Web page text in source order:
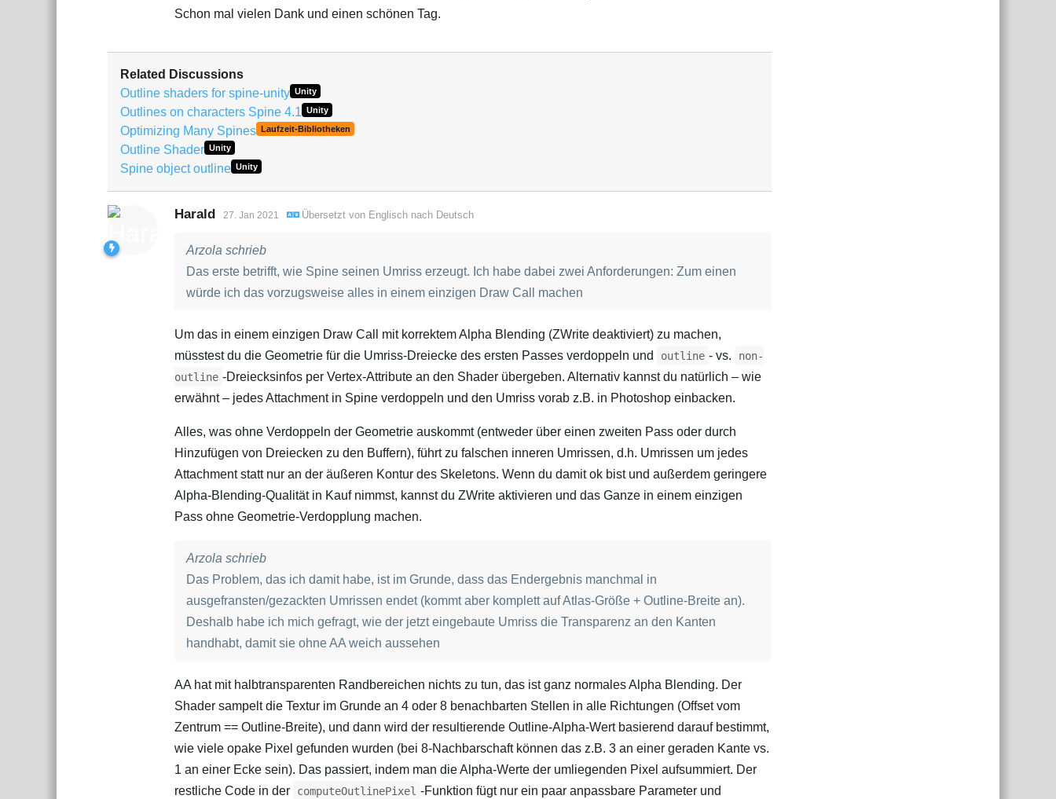
Schon mal vielen Dank und einen schönen Tag.
Related Discussions
Outline shaders for spine-unity Unity
Outlines on characters Spine 4.1 Unity
Optimizing Many Spines Laufzeit-Bibliotheken
Outline Shader Unity
Spine object outline Unity
Harald 27. Jan 2021 Übersetzt von Englisch nach Deutsch
Arzola schrieb
Das erste betrifft, wie Spine seinen Umriss erzeugt. Ich habe dabei zwei Anforderungen: Zum einen
würde ich das vorzugsweise alles in einem einzigen Draw Call machen
Um das in einem einzigen Draw Call mit korrektem Alpha Blending (ZWrite deaktiviert) zu machen,
müsstest du die Geometrie für die Umriss‑Dreiecke des ersten Passes verdoppeln und
outline ‑ vs.
non-
outline ‑Dreiecksinfos per Vertex‑Attribute an den Shader übergeben. Alternativ kannst du natürlich – wie
erwähnt – jedes Attachment in Spine verdoppeln und den Umriss vorab z.B. in Photoshop einbacken.
Alles, was ohne Verdoppeln der Geometrie auskommt (entweder über einen zweiten Pass oder durch
Hinzufügen von Dreiecken zu den Buffern), führt zu falschen inneren Umrissen, d.h. Umrissen um jedes
Attachment statt nur an der äußeren Kontur des Skeletons. Wenn du damit ok bist und außerdem geringere
Alpha‑Blending‑Qualität in Kauf nimmst, kannst du ZWrite aktivieren und das Ganze in einem einzigen
Pass ohne Geometrie‑Verdopplung machen.
Arzola schrieb
Das Problem, das ich damit habe, ist im Grunde, dass das Endergebnis manchmal in
ausgefransten/gezackten Umrissen endet (kommt aber komplett auf Atlas‑Größe + Outline‑Breite an).
Deshalb habe ich mich gefragt, wie der jetzt eingebaute Umriss die Transparenz an den Kanten
handhabt, damit sie ohne AA weich aussehen
AA hat mit halbtransparenten Randbereichen nichts zu tun, das ist ganz normales Alpha Blending. Der
Shader sampelt die Textur im Grunde an 4 oder 8 benachbarten Stellen in alle Richtungen (Offset vom
Zentrum == Outline‑Breite), und dann wird der resultierende Outline‑Alpha‑Wert basierend darauf bestimmt,
wie viele opake Pixel gefunden wurden (bei 8‑Nachbarschaft können das z.B. 3 an einer geraden Kante vs.
1 an einer Ecke sein). Das passiert, indem man die Alpha‑Werte der umliegenden Pixel aufsummiert. Der
restliche Code in der
computeOutlinePixel ‑Funktion fügt nur ein paar anpassbare Parameter und